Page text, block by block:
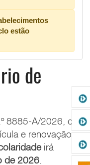
estão
de
8885-A/2026, de
e renovação
irá
de 2026